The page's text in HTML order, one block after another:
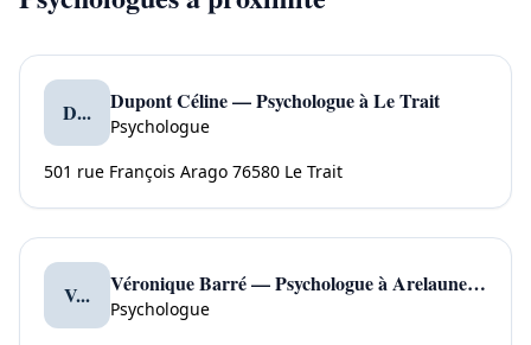
D... Dupont Céline — Psychologue à Le Trait
Psychologue
501 rue François Arago 76580 Le Trait
V... Véronique Barré — Psychologue à Arelaune en Seine
Psychologue